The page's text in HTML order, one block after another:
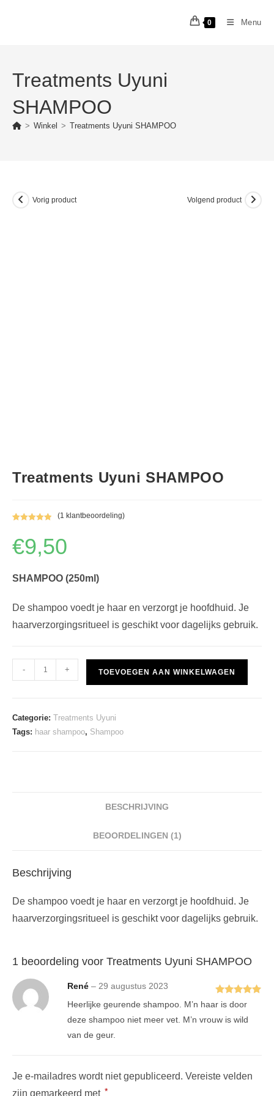
0 Menu
Treatments Uyuni
SHAMPOO
> Winkel > Treatments Uyuni SHAMPOO
Vorig product Volgend product
Treatments Uyuni SHAMPOO
5.00 op 5
gebaseerd
waardering
(1 klantbeoordeling)
€9,50
SHAMPOO (250ml)
De shampoo voedt je haar en verzorgt je hoofdhuid. Je
haarverzorgingsritueel is geschikt voor dagelijks gebruik.
Treatments
Uyuni
- + TOEVOEGEN AAN WINKELWAGEN
Categorie: Treatments Uyuni
Tags: haar shampoo, Shampoo
BESCHRIJVING
BEOORDELINGEN (1)
Beschrijving
De shampoo voedt je haar en verzorgt je hoofdhuid. Je
haarverzorgingsritueel is geschikt voor dagelijks gebruik.
1 beoordeling voor Treatments Uyuni SHAMPOO
Gewaardeerd
uit 5
René – 29 augustus 2023
Heerlijke geurende shampoo. M’n haar is door
deze shampoo niet meer vet. M’n vrouw is wild
van de geur.
Je e-mailadres wordt niet gepubliceerd. Vereiste velden
zijn gemarkeerd met *